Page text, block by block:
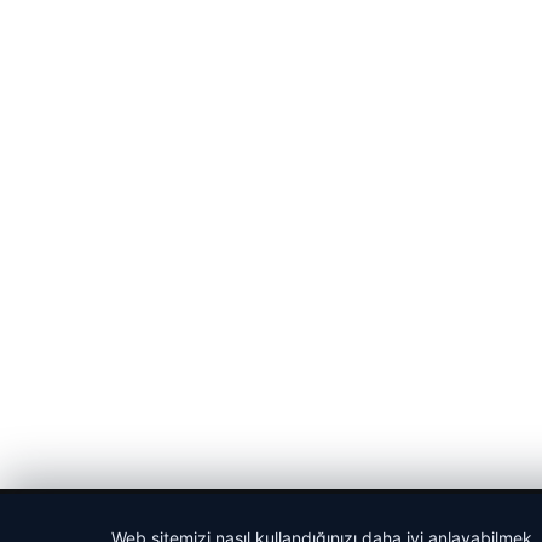
Web sitemizi nasıl kullandığınızı daha iyi